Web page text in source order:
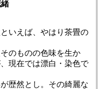
いえば、やはり茶畳の
のものの色味を生か
現在では漂白・染色で
歴然とし。その綺麗な